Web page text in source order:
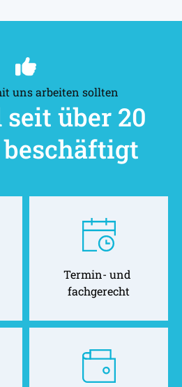
uns arbeiten sollten
über 20
Termin- und
fachgerecht